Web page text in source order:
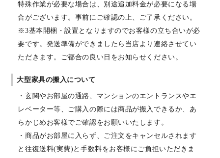
特殊作業が必要な場合は、別途追加料金が必要になる場
合がございます。事前にご確認の上、ご了承ください。
※3基本開梱・設置となりますのでお客様の立ち合いが必
要です。発送準備ができましたら当店より連絡させてい
ただきます。ご都合の良い日をお知らせください。
大型家具の搬入について
・玄関やお部屋の通路、マンションのエントランスやエ
レベーター等、ご購入の際には商品が搬入できるか、あ
らかじめお客様でご確認をお願いいたします。
・商品がお部屋に入らず、ご注文をキャンセルされます
と往復送料(実費)と手数料をお客様にご負担いただきま